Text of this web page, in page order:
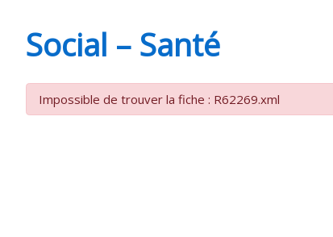
GEMME
Social – Santé
Impossible de trouver la fiche : R62269.xml